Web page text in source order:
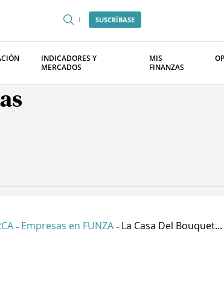
SUSCRÍBASE
INDICADORES Y
MERCADOS
MIS
FINANZAS
- Empresas en FUNZA - La Casa Del Bouquet...